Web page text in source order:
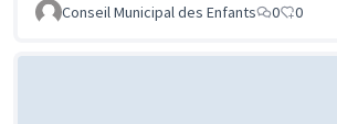
Conseil Municipal des Enfants
0 0